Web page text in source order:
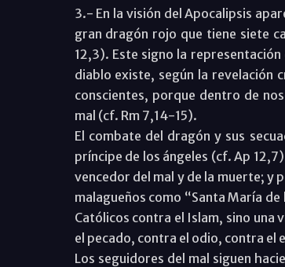
3.- En la visión del Apocalipsis
gran dragón rojo que tiene siete
12,3). Este signo la
diablo existe, según la revelación
conscientes, porque dentro de
mal (cf. Rm 7,14-15).
El combate del dragón y sus
príncipe de los ángeles (cf. Ap
vencedor del mal y de la muerte; y
malagueños como “Santa María
Católicos contra el Islam, sino una
el pecado, contra el odio, contra el
Los seguidores del mal siguen